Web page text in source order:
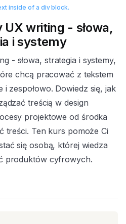
writing - słowa,
i systemy
- słowa, strategia i systemy,
chcą pracować z tekstem
zespołowo. Dowiedz się, jak
treścią w design
projektowe od środka
treści. Ten kurs pomoże Ci
się osobą, której wiedza
produktów cyfrowych.
inside of a div block.